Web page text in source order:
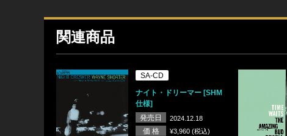
関連商品
SA-CD
ナイト・ドリーマー [SHM
仕様]
発売日
2024.12.18
価 格 ¥3,960 (税込)